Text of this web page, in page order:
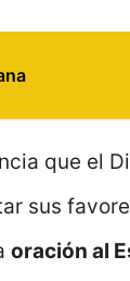
que el
sus
oración al